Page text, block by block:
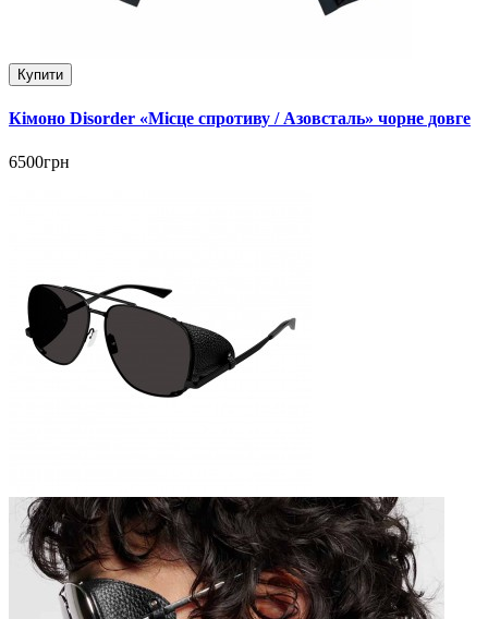
Купити
Кімоно Disorder «Місце спротиву / Азовсталь» чорне довге
6500грн